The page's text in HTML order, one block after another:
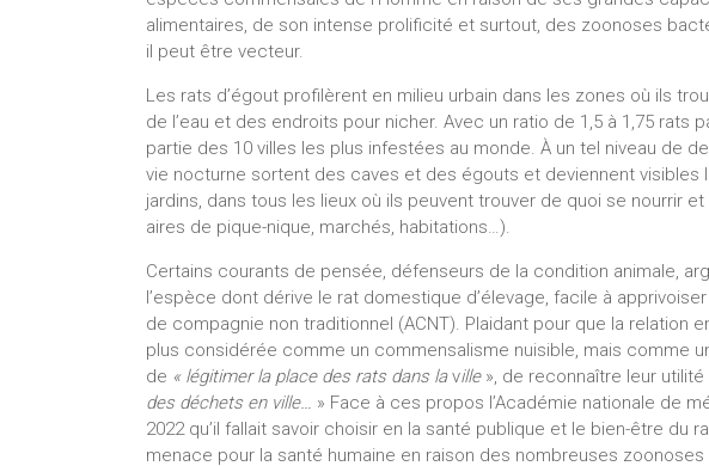
alimentaires, de son intense prolificité et surtout, des zoonoses
il peut être vecteur.
Les rats d’égout profilèrent en milieu urbain dans les zones où ils
de l’eau et des endroits pour nicher. Avec un ratio de 1,5 à 1,75 rats
partie des 10 villes les plus infestées au monde. À un tel niveau de
vie nocturne sortent des caves et des égouts et deviennent visibles
jardins, dans tous les lieux où ils peuvent trouver de quoi se nourrir et
aires de pique-nique, marchés, habitations…).
Certains courants de pensée, défenseurs de la condition animale,
l’espèce dont dérive le rat domestique d’élevage, facile à
de compagnie non traditionnel (ACNT). Plaidant pour que la relation
plus considérée comme un commensalisme nuisible, mais comme
de « légitimer la place des rats dans laville», de reconnaître leur utilité
des déchets en ville… » Face à ces propos l’Académie nationale de
2022 qu’il fallait savoir choisir en la santé publique et le bien-être du
menace pour la santé humaine en raison des nombreuses